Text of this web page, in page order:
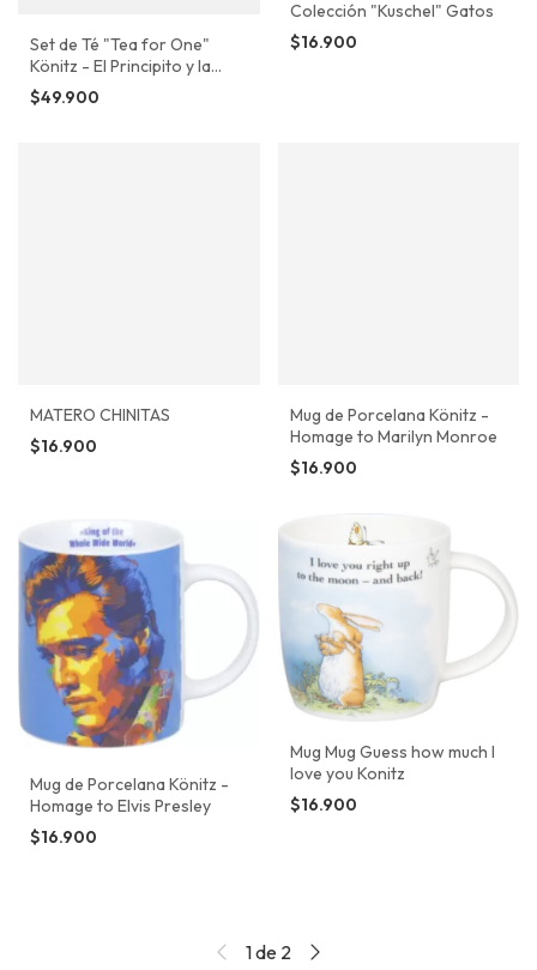
Set de Té "Tea for One"
Könitz - El Principito y la
Rosa
$49.900
Colección "Kuschel" Gatos
$16.900
MATERO CHINITAS
$16.900
Mug de Porcelana Könitz -
Homage to Marilyn Monroe
$16.900
Mug de Porcelana Könitz -
Homage to Elvis Presley
$16.900
Mug Mug Guess how much I
love you Konitz
$16.900
1de 2